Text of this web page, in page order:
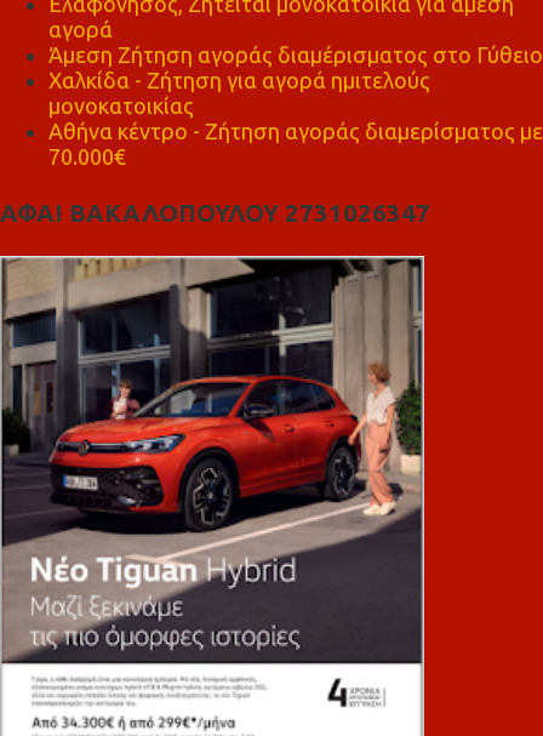
αγορά
Άμεση Ζήτηση αγοράς διαμέρισματος στο Γύθειο
Χαλκίδα - Ζήτηση για αγορά ημιτελούς
μονοκατοικίας
Αθήνα κέντρο - Ζήτηση αγοράς διαμερίσματος με
70.000€
ΑΦΑΙ ΒΑΚΑΛΟΠΟΥΛΟΥ 2731026347